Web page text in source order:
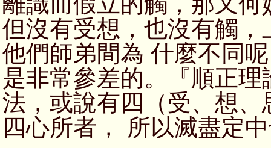
但沒有受想，也沒有觸
他們師弟間為 什麼不同
是非常參差的。『順正
法，或說有四（受、想
四心所者， 所以滅盡定